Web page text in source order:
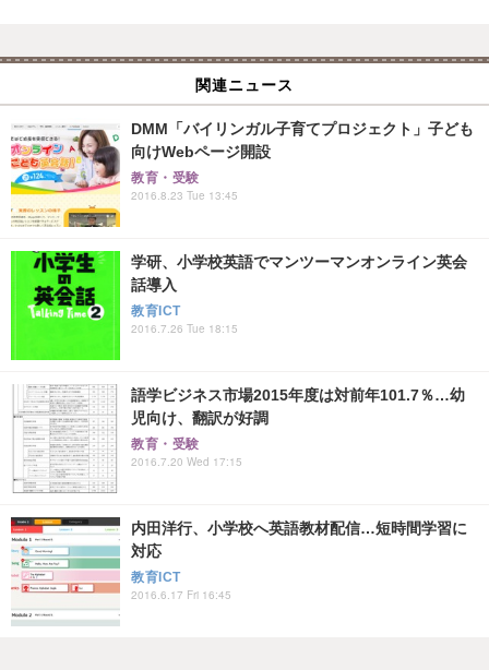
関連ニュース
DMM「バイリンガル子育てプロジェクト」子ども
向けWebページ開設
教育・受験
2016.8.23 Tue 13:45
学研、小学校英語でマンツーマンオンライン英会
話導入
教育ICT
2016.7.26 Tue 18:15
語学ビジネス市場2015年度は対前年101.7％…幼
児向け、翻訳が好調
教育・受験
2016.7.20 Wed 17:15
内田洋行、小学校へ英語教材配信…短時間学習に
対応
教育ICT
2016.6.17 Fri 16:45